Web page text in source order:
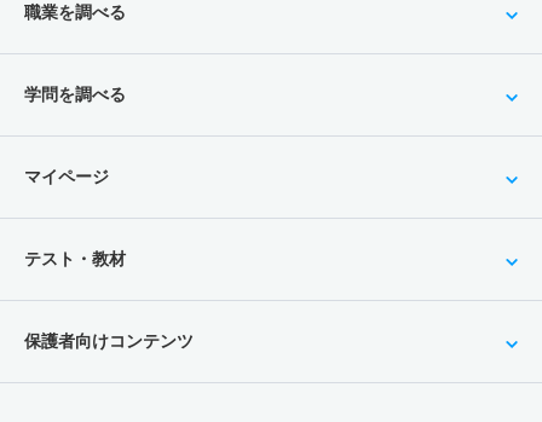
職業を調べる
学問を調べる
マイページ
テスト・教材
保護者向けコンテンツ